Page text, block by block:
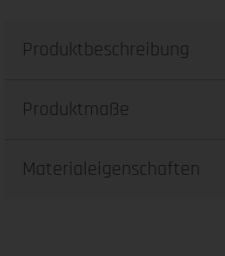
Produktbeschreibung
Produktmaße
Materialeigenschaften